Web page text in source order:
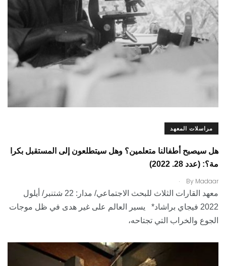
مراسلات المعهد
هل سيصبح أطفالنا متعلمين؟ وهل سيتطلعون إلى المستقبل بكرا
مة؟: (عدد 28. 2022)
By Madaar
.
معهد القارات الثلاث للبحث الاجتماعي/ مدار: 22 شتنبر/ أيلول
2022 فيجاي براشاد* يسير العالم على غير هدى في ظل موجات
الجوع والخراب التي تجتاحه،